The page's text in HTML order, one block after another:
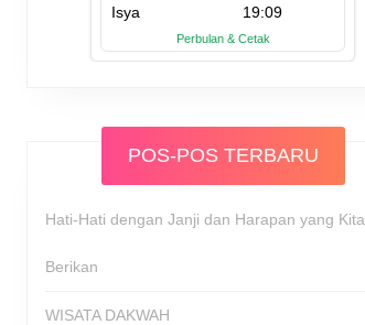
POS-POS TERBARU
Hati-Hati dengan Janji dan Harapan yang Kita
Berikan
WISATA DAKWAH